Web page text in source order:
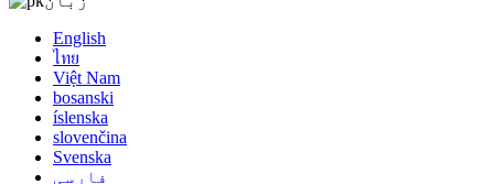
English
ไทย
Việt Nam
bosanski
íslenska
slovenčina
Svenska
فارسی